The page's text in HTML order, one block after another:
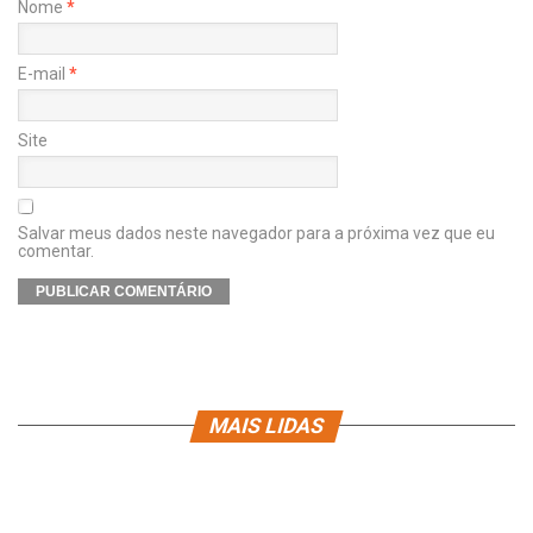
Nome *
E-mail *
Site
Salvar meus dados neste navegador para a próxima vez que eu
comentar.
MAIS LIDAS